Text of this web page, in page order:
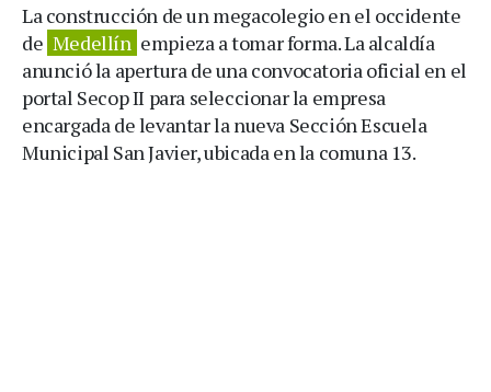
La construcción de un megacolegio en el occidente
de Medellín empieza a tomar forma. La alcaldía
anunció la apertura de una convocatoria oficial en el
portal Secop II para seleccionar la empresa
encargada de levantar la nueva Sección Escuela
Municipal San Javier, ubicada en la comuna 13.